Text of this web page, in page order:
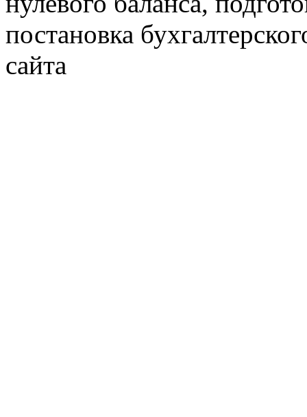
постановка
сайта